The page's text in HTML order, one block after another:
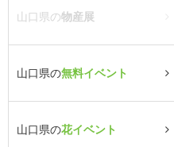
山口県の物産展
山口県の無料イベント
山口県の花イベント